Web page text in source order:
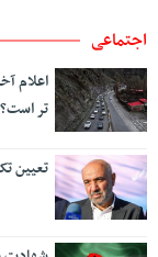
اجتماعی
اعلام
تر است؟
تعیین